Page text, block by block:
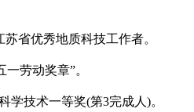
苏省优秀地质科技工作者。
一劳动奖章”。
学技术一等奖(第3完成人 )。